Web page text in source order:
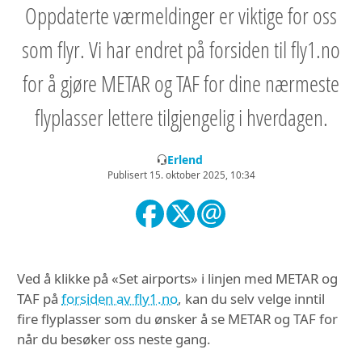
Oppdaterte værmeldinger er viktige for oss
som flyr. Vi har endret på forsiden til fly1.no
for å gjøre METAR og TAF for dine nærmeste
flyplasser lettere tilgjengelig i hverdagen.
Erlend
Publisert 15. oktober 2025, 10:34
Ved å klikke på «Set airports» i linjen med METAR og
TAF på forsiden av fly1.no, kan du selv velge inntil
fire flyplasser som du ønsker å se METAR og TAF for
når du besøker oss neste gang.